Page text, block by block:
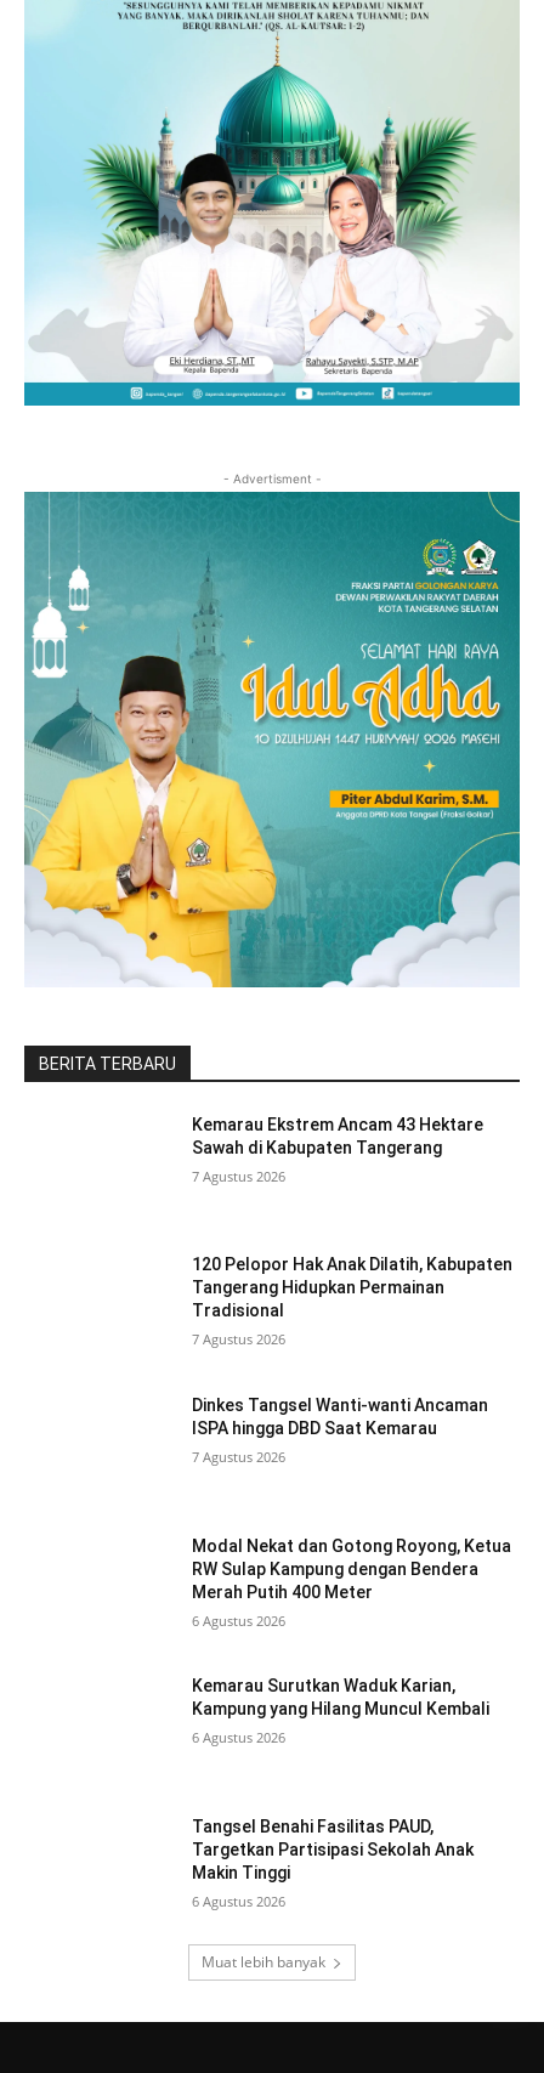
- Advertisment -
BERITA TERBARU
Kemarau Ekstrem Ancam 43 Hektare
Sawah di Kabupaten Tangerang
7 Agustus 2026
120 Pelopor Hak Anak Dilatih, Kabupaten
Tangerang Hidupkan Permainan
Tradisional
7 Agustus 2026
Dinkes Tangsel Wanti-wanti Ancaman
ISPA hingga DBD Saat Kemarau
7 Agustus 2026
Modal Nekat dan Gotong Royong, Ketua
RW Sulap Kampung dengan Bendera
Merah Putih 400 Meter
6 Agustus 2026
Kemarau Surutkan Waduk Karian,
Kampung yang Hilang Muncul Kembali
6 Agustus 2026
Tangsel Benahi Fasilitas PAUD,
Targetkan Partisipasi Sekolah Anak
Makin Tinggi
6 Agustus 2026
Muat lebih banyak